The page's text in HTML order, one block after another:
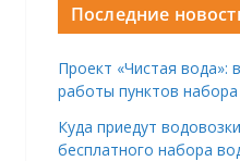
Последние
Проект «Чистая вода»:
работы пунктов
Куда приедут
бесплатного набора